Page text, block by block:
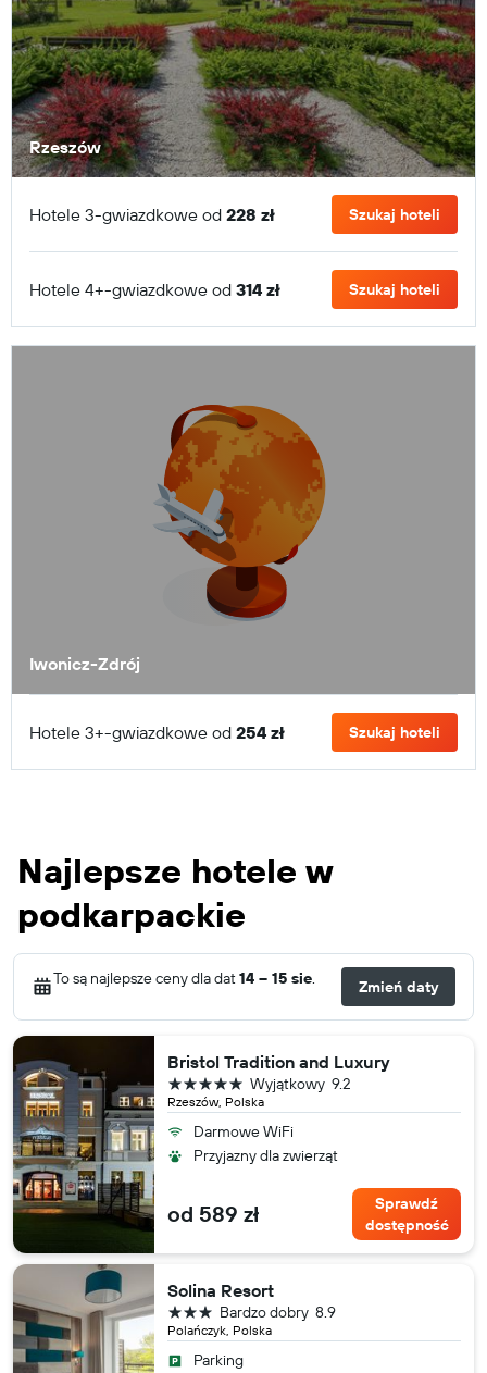
Rzeszów
Hotele 3-gwiazdkowe od 228 zł Szukaj hoteli
Hotele 4+-gwiazdkowe od 314 zł Szukaj hoteli
Iwonicz-Zdrój
Hotele 3+-gwiazdkowe od 254 zł Szukaj hoteli
Najlepsze hotele w
podkarpackie
To są najlepsze ceny dla dat14 – 15 sie Zmień daty
Bristol Tradition and Luxury
Rzeszów, Polska
9.2
Wyjątkowy
5 gwiazdek
Darmowe WiFi
Przyjazny dla zwierząt
od 589 zł
Sprawdź
dostępność
Solina Resort
Polańczyk, Polska
8.9
Bardzo dobry
3 gwiazdki
Parking